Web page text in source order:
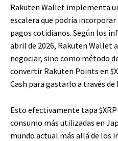
Rakuten Wallet implementa
escalera que podría
pagos cotidianos. Según los
abril de 2026, Rakuten Wallet
negociar, sino como método
convertir Rakuten Points en
Cash para gastarlo a través de
Esto efectivamente tapa $XRP
consumo más utilizadas en
mundo actual más allá de los